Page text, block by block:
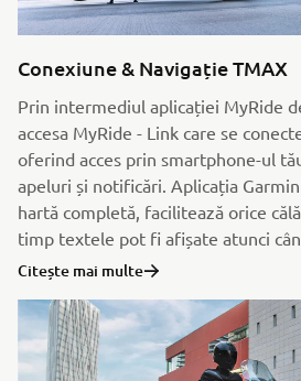
Conexiune & Navigație TMAX
Prin intermediul aplicației MyRide
accesa MyRide - Link care se
oferind acces prin smartphone-ul
apeluri și notificări. Aplicația
hartă completă, facilitează orice
timp textele pot fi afișate atunci
Citește mai multe